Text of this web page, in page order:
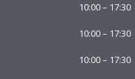
10:00 – 17:30
10:00 – 17:30
10:00 – 17:30